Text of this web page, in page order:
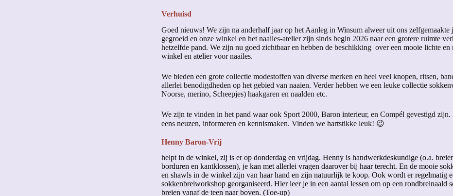
Verhuisd
Goed nieuws! We zijn na anderhalf jaar op het Aanleg in Winsum alweer uit ons zelfgemaakte
gegroeid en onze winkel en het naailes-atelier zijn sinds begin 2026 naar een grotere ruimte
hetzelfde pand. We zijn nu goed zichtbaar en hebben de beschikking over een mooie lichte en
winkel en atelier voor naailes.
We bieden een grote collectie modestoffen van diverse merken en heel veel knopen, ritsen,
allerlei benodigdheden op het gebied van naaien. Verder hebben we een leuke collectie
Noorse, merino, Scheepjes) haakgaren en naalden etc.
We zijn te vinden in het pand waar ook Sport 2000, Baron interieur, en Compél gevestigd zijn.
eens neuzen, informeren en kennismaken. Vinden we hartstikke leuk! 😉
Henny Baron-Vrij
helpt in de winkel, zij is er op donderdag en vrijdag. Henny is handwerkdeskundige (o.a.
borduren en kantklossen), je kan met allerlei vragen daarover bij haar terecht. En de mooie
en shawls in de winkel zijn van haar hand en zijn natuurlijk te koop. Ook wordt er regelmatig
sokkenbreiworkshop georganiseerd. Hier leer je in een aantal lessen om op een rondbreinaald
breien vanaf de teen naar boven. (Toe-up)